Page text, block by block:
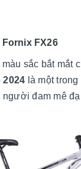
FX26
sắc bắt mắt
2024 là một
người đam mê